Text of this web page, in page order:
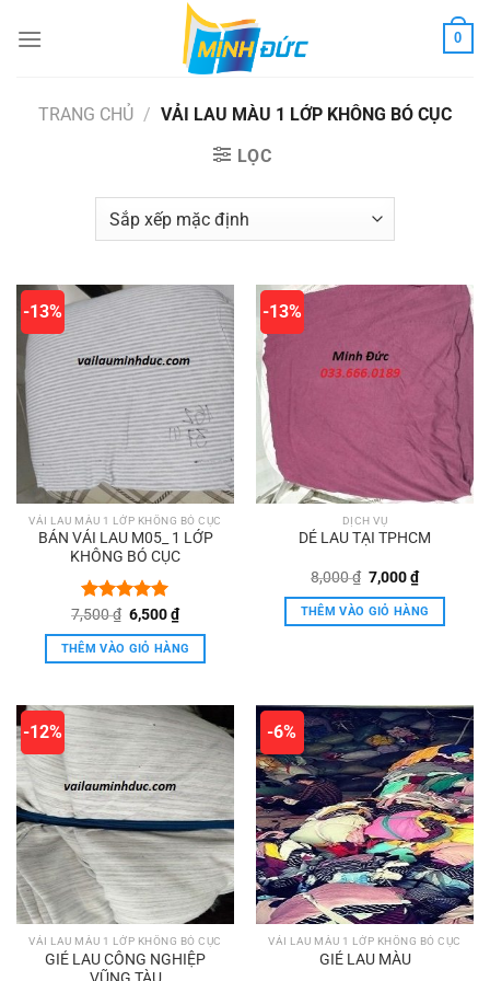
đến
0
TRANG CHỦ / VẢI LAU MÀU 1 LỚP KHÔNG BÓ CỤC
LỌC
-13%
VẢI LAU MÀU 1 LỚP KHÔNG BÓ CỤC
BÁN VẢI LAU M05_ 1 LỚP
KHÔNG BÓ CỤC
Được xếp
hạng5.00
5 sao
7,500₫ Giá
gốc
là:
7,500 ₫.
6,500₫Giá
hiện
tại
là:
THÊM VÀO GIỎ HÀNG
-13%
DỊCH VỤ
DẺ LAU TẠI TPHCM
8,000₫ Giá
gốc
là:
8,000 ₫.
7,000₫Giá
hiện
tại
là:
THÊM VÀO GIỎ HÀNG
-12%
VẢI LAU MÀU 1 LỚP KHÔNG BÓ CỤC
GIẺ LAU CÔNG NGHIỆP
VŨNG TÀU
-6%
VẢI LAU MÀU 1 LỚP KHÔNG BÓ CỤC
GIẺ LAU MÀU